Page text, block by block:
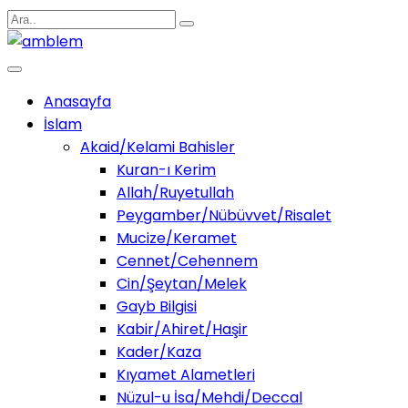
Anasayfa
İslam
Akaid/Kelami Bahisler
Kuran-ı Kerim
Allah/Ruyetullah
Peygamber/Nübüvvet/Risalet
Mucize/Keramet
Cennet/Cehennem
Cin/Şeytan/Melek
Gayb Bilgisi
Kabir/Ahiret/Haşir
Kader/Kaza
Kıyamet Alametleri
Nüzul-u İsa/Mehdi/Deccal